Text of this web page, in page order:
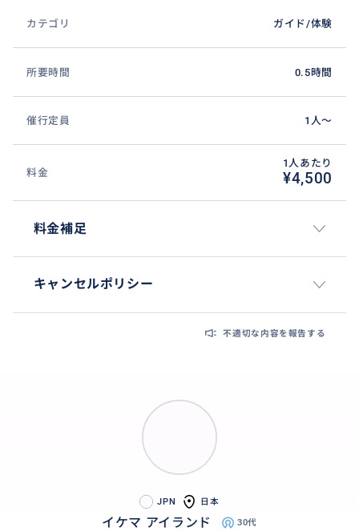
カテゴリ ガイド/体験
所要時間 0.5時間
催行定員 1人〜
料金
1人あたり
¥4,500
料金補足
キャンセルポリシー
不適切な内容を報告する
JPN 日本
イケマ アイランド 30代